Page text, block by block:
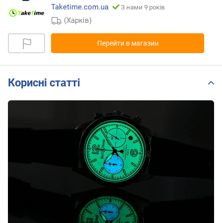
Taketime.com.ua
З нами 9 років
(Харків)
Перейти в магазин
Корисні статті